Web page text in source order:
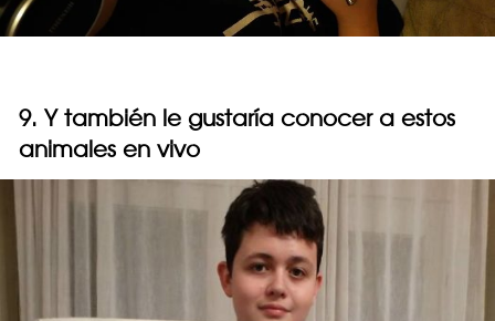
9. Y también le gustaría conocer a estos
animales en vivo